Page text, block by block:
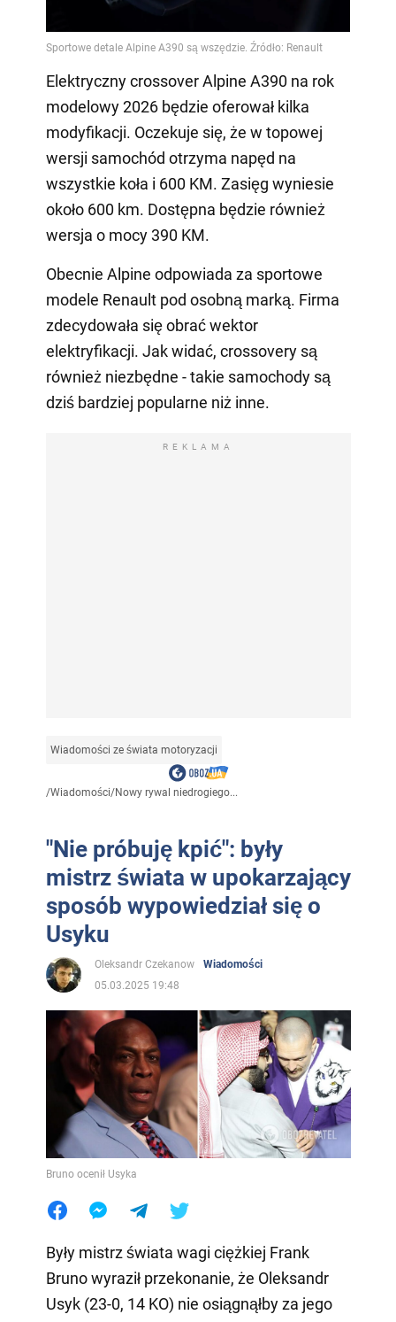
Elektryczny crossover Alpine A390 na rok
modelowy 2026 będzie oferował kilka
modyfikacji. Oczekuje się, że w topowej
wersji samochód otrzyma napęd na
wszystkie koła i 600 KM. Zasięg wyniesie
około 600 km. Dostępna będzie również
wersja o mocy 390 KM.
Obecnie Alpine odpowiada za sportowe
modele Renault pod osobną marką. Firma
zdecydowała się obrać wektor
elektryfikacji. Jak widać, crossovery są
również niezbędne - takie samochody są
dziś bardziej popularne niż inne.
REKLAMA
Wiadomości ze świata motoryzacji
/Wiadomości/Nowy rywal niedrogiego...
"Nie próbuję kpić": były
mistrz świata w upokarzający
sposób wypowiedział się o
Usyku
Oleksandr Czekanow
Wiadomości
05.03.2025 19:48
Bruno ocenił Usyka
Były mistrz świata wagi ciężkiej Frank
Bruno wyraził przekonanie, że Oleksandr
Usyk (23-0, 14 KO) nie osiągnąłby za jego